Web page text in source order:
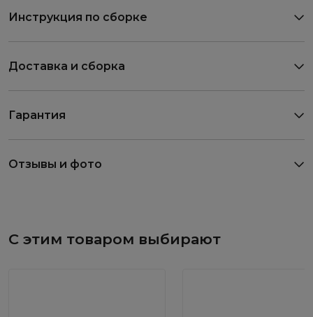
Инструкция по сборке
Доставка и сборка
Гарантия
Отзывы и фото
С этим товаром выбирают